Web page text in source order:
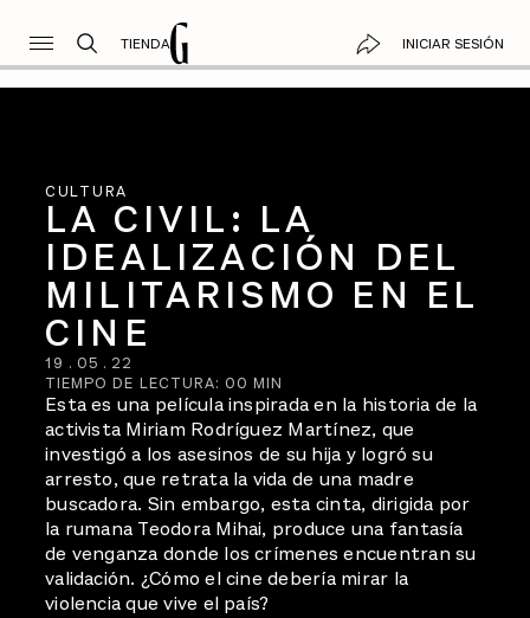
TIENDA INICIAR SESIÓN
CULTURA
LA CIVIL: LA
IDEALIZACIÓN DEL
MILITARISMO EN EL
CINE
19 . 05 . 22
TIEMPO DE LECTURA: 00 MIN
Esta es una película inspirada en la historia de la
activista Miriam Rodríguez Martínez, que
investigó a los asesinos de su hija y logró su
arresto, que retrata la vida de una madre
buscadora. Sin embargo, esta cinta, dirigida por
la rumana Teodora Mihai, produce una fantasía
de venganza donde los crímenes encuentran su
validación. ¿Cómo el cine debería mirar la
violencia que vive el país?